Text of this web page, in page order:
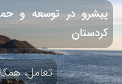
پیشرو در توسعه و
کردستان
تعامل،